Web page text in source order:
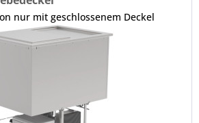
nur mit geschlossenem Deckel